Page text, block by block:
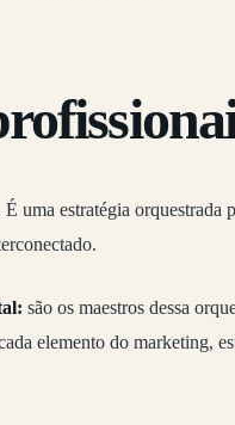
uma estratégia
são os maestros dessa
elemento do marketing,